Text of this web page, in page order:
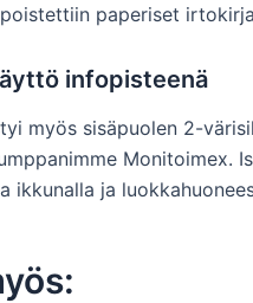
paperiset
infopisteenä
myös sisäpuolen 2-
Monitoimex.
ikkunalla ja